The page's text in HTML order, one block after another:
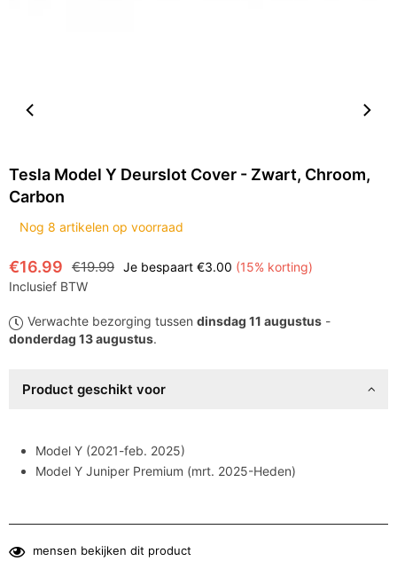
Tesla Model Y Deurslot Cover - Zwart, Chroom,
Carbon
Nog 8 artikelen op voorraad
Normale
prijs
€16.99 €19.99 Je bespaart €3.00 (15% korting)
Inclusief BTW
Verwachte bezorging tussen dinsdag 11 augustus -
donderdag 13 augustus.
Product geschikt voor
Model Y (2021-feb. 2025)
Model Y Juniper Premium (mrt. 2025-Heden)
mensen bekijken dit product